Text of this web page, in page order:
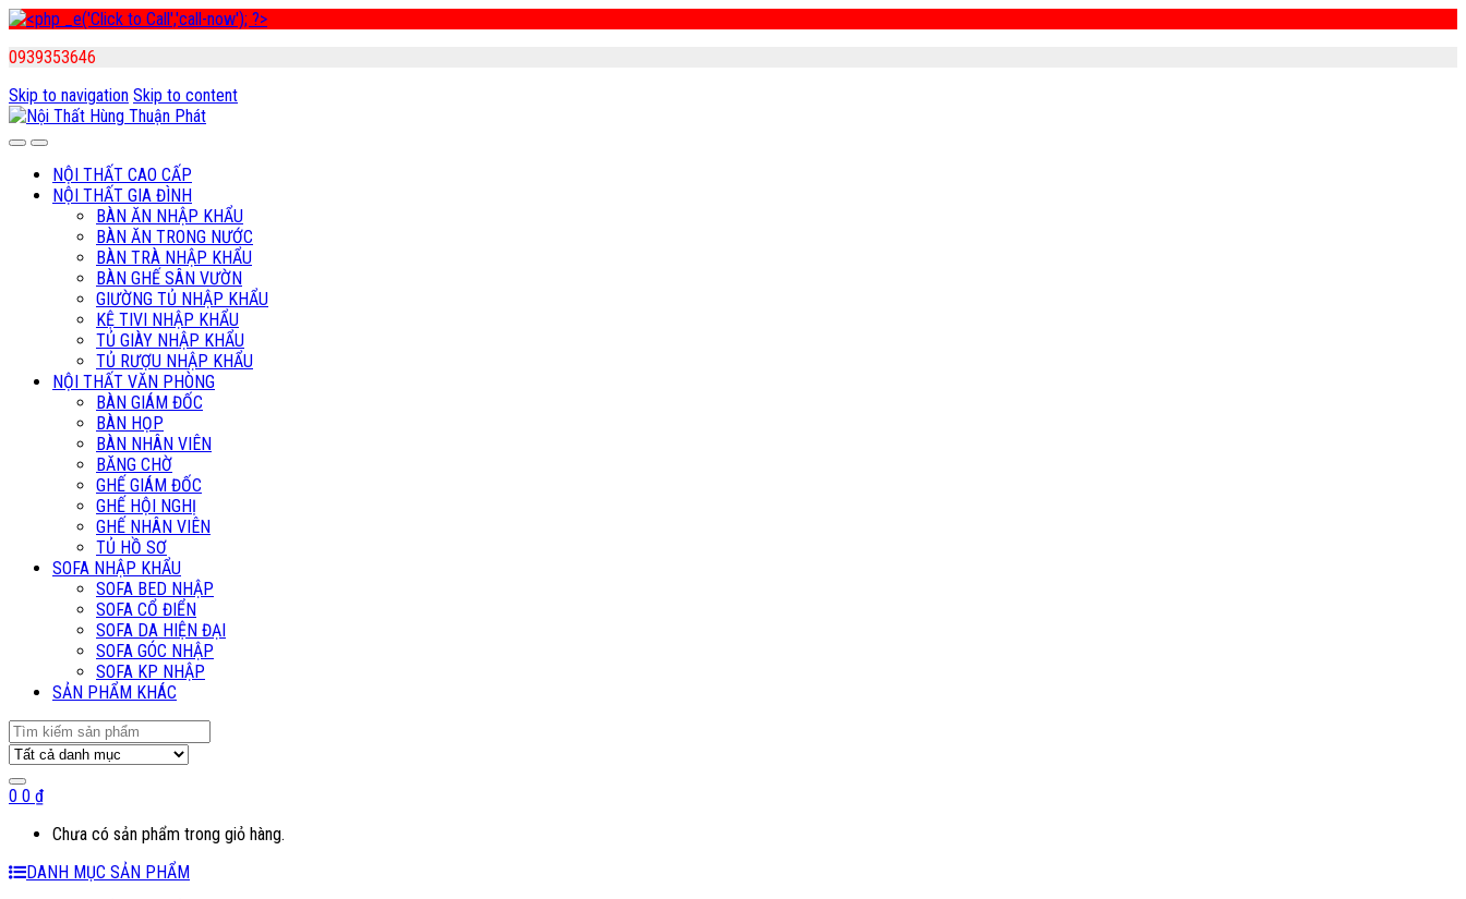
0939353646
Skip to navigation Skip to content
NỘI THẤT CAO CẤP
NỘI THẤT GIA ĐÌNH
BÀN ĂN NHẬP KHẨU
BÀN ĂN TRONG NƯỚC
BÀN TRÀ NHẬP KHẨU
BÀN GHẾ SÂN VƯỜN
GIƯỜNG TỦ NHẬP KHẨU
KỆ TIVI NHẬP KHẨU
TỦ GIÀY NHẬP KHẨU
TỦ RƯỢU NHẬP KHẨU
NỘI THẤT VĂN PHÒNG
BÀN GIÁM ĐỐC
BÀN HỌP
BÀN NHÂN VIÊN
BĂNG CHỜ
GHẾ GIÁM ĐỐC
GHẾ HỘI NGHỊ
GHẾ NHÂN VIÊN
TỦ HỒ SƠ
SOFA NHẬP KHẨU
SOFA BED NHẬP
SOFA CỔ ĐIỂN
SOFA DA HIỆN ĐẠI
SOFA GÓC NHẬP
SOFA KP NHẬP
SẢN PHẨM KHÁC
Search
for:
0 0 ₫
Chưa có sản phẩm trong giỏ hàng.
DANH MỤC SẢN PHẨM